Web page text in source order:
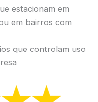
estacionam em
em bairros com
que controlam uso